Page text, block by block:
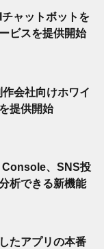
ャットボットを
ビスを提供開始
会社向けホワイ
提供開始
、SNS投
析できる新機能
たアプリの本番